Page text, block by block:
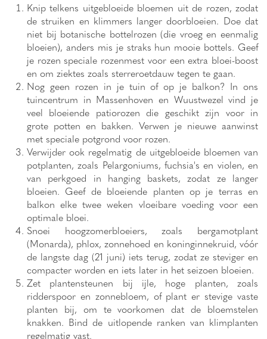
Knip telkens uitgebloeide bloemen uit de rozen, zodat
de struiken en klimmers langer doorbloeien. Doe dat
niet bij botanische bottelrozen (die vroeg en eenmalig
bloeien), anders mis je straks hun mooie bottels. Geef
je rozen speciale rozenmest voor een extra bloei-boost
en om ziektes zoals sterreroetdauw tegen te gaan.
Nog geen rozen in je tuin of op je balkon? In ons
tuincentrum in Massenhoven en Wuustwezel vind je
veel bloeiende patiorozen die geschikt zijn voor in
grote potten en bakken. Verwen je nieuwe aanwinst
met speciale potgrond voor rozen.
Verwijder ook regelmatig de uitgebloeide bloemen van
potplanten, zoals Pelargoniums, fuchsia's en violen, en
van perkgoed in hanging baskets, zodat ze langer
bloeien. Geef de bloeiende planten op je terras en
balkon elke twee weken vloeibare voeding voor een
optimale bloei.
Snoei hoogzomerbloeiers, zoals bergamotplant
(Monarda), phlox, zonnehoed en koninginnekruid, vóór
de langste dag (21 juni) iets terug, zodat ze steviger en
compacter worden en iets later in het seizoen bloeien.
Zet plantensteunen bij ijle, hoge planten, zoals
ridderspoor en zonnebloem, of plant er stevige vaste
planten bij, om te voorkomen dat de bloemstelen
knakken. Bind de uitlopende ranken van klimplanten
regelmatig vast.